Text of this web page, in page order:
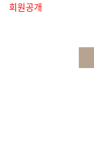
회원공개